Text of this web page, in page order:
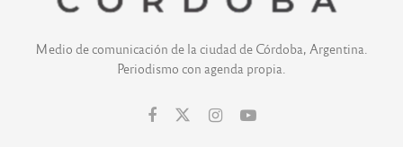
Medio de comunicación de la ciudad de Córdoba, Argentina.
Periodismo con agenda propia.